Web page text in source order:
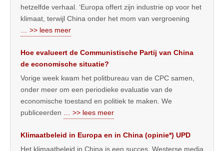
hetzelfde verhaal. ‘Europa offert zijn industrie op voor het
klimaat, terwijl China onder het mom van vergroening
… >> lees meer
Hoe evalueert de Communistische Partij van China
de economische situatie?
Vorige week kwam het politbureau van de CPC samen,
onder meer om een periodieke evaluatie van de
economische toestand en politiek te maken. We
publiceerden
… >> lees meer
Klimaatbeleid in Europa en in China (opinie*) UPD
Het klimaatbeleid in China is een succes. Westerse media